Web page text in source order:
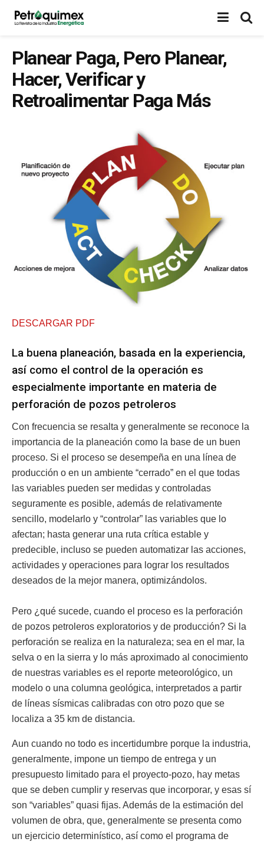
Planear Paga, Pero Planear,
Hacer, Verificar y
Retroalimentar Paga Más
DESCARGAR PDF
La buena planeación, basada en la experiencia,
así como el control de la operación es
especialmente importante en materia de
perforación de pozos petroleros
Con frecuencia se resalta y generalmente se reconoce la
importancia de la planeación como la base de un buen
proceso. Si el proceso se desempeña en una línea de
producción o en un ambiente “cerrado” en el que todas
las variables pueden ser medidas y controladas
seguramente es posible, además de relativamente
sencillo, modelarlo y “controlar” las variables que lo
afectan; hasta generar una ruta crítica estable y
predecible, incluso se pueden automatizar las acciones,
actividades y operaciones para lograr los resultados
deseados de la mejor manera, optimizándolos.
Pero ¿qué sucede, cuando el proceso es la perforación
de pozos petroleros exploratorios y de producción? Si la
perforación se realiza en la naturaleza; sea en el mar, la
selva o en la sierra y lo más aproximado al conocimiento
de nuestras variables es el reporte meteorológico, un
modelo o una columna geológica, interpretados a partir
de líneas sísmicas calibradas con otro pozo que se
localiza a 35 km de distancia.
Aun cuando no todo es incertidumbre porque la industria,
generalmente, impone un tiempo de entrega y un
presupuesto limitado para el proyecto-pozo, hay metas
que se deben cumplir y reservas que incorporar, y esas sí
son “variables” quasi fijas. Además de la estimación del
volumen de obra, que, generalmente se presenta como
un ejercicio determinístico, así como el programa de